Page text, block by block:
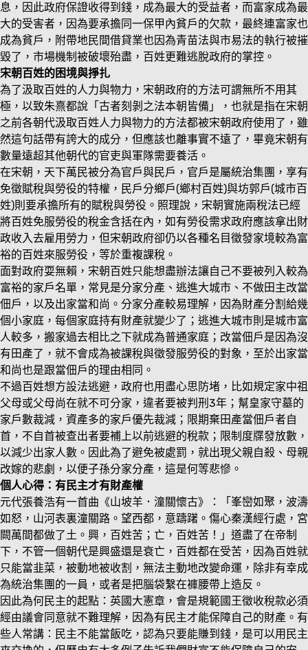
息，因此政府保證收得到錢，成為最大的受益者，而富家成為最
大的受害者，因為要承擔同一保甲內貧戶的欠款，最終連富家也
成為貧戶，附帶地民間借貸業也因為青苗法與市易法的執行被摧
毀了，市場機制被破壞殆盡，百姓更難逃脫政府的掌控。
宋朝百姓的困境與掙扎
為了汲取百姓的人力與物力，宋朝政府的方法可謂無所不用其
極，以致朱熹都說「古者刻剝之法本朝皆備」，也就是指在宋朝
之前各朝代汲取百姓人力與物力的方法都被宋朝政府使用了，雖
然這句話帶有誇大的成分，但應該也離事實不遠了，畢竟宋朝有
數量遠超其他朝代的官吏與軍隊需要養活。
在宋朝，天下萬民被分為官戶與民戶，官戶是屬統治集團，享有
免徵賦稅與勞役的特權，民戶分鄉戶(鄉村百姓)與坊郭戶(城市百
姓)則要承擔所有的賦稅與勞役。照理說，宋朝實施兩稅法已經
將百姓免服勞役的稅金含括在內，如有勞役需求政府應該拿出財
政收入去雇用勞力，但宋朝政府卻仍以各種名目徵發家境較為富
裕的百姓來服勞役，等於重複課稅。
面對政府耍無賴，宋朝百姓只能想盡辦法讓自己不要被列入較為
富裕的家戶名單，常見是分家分產、逃進大城市、不做田主改當
佃戶，以及出家當和尚。分家分產較易理解，因為財產分割給幾
個小家庭，每個家庭持有財產就變少了；逃進大城市則是城市富
人較多，搬家過去相比之下就成為普通家庭；改當佃戶是因為沒
有田產了，就不會成為被課稅與徵發服勞役的對象，至於出家當
和尚也是跟當佃戶的理由相同。
不過百姓想方設法逃避，政府也用盡心思防堵，比如規定家中祖
父母或父母尚在就不可分家，違者要被判刑3年；幫皇家守墓的
家戶數裁減，資產多的家戶優先裁減；限期棄田產當佃戶者自
首，不自首被查出者要補上以前逃避的稅款；限制度牒發放數，
以減少出家人數。因此為了避免被處罰，就出現父親自殺、母親
改嫁的悲劇，以便子孫分家分產，這是何等悲慘。
個人心得：有民主才有財產權
元代張養浩有一首曲《山坡羊．潼關懷古》：「峯巒如聚，波濤
如怒，山河表裏潼關路。望西都，意躊躇。傷心秦漢經行處，宮
闕萬間都做了土。興，百姓苦；亡，百姓苦！」道盡了在帝制
下，不管一個朝代是興盛還是衰亡，百姓都在受苦，因為百姓就
只能當韭菜，被動地被收割，無法主動地改變命運，除非有幸成
為統治集團的一員，或者是把腦袋繫在褲腰帶上造反。
因此為何民主的起點：英國大憲章，會是規範國王徵收稅款必須
經由議會同意就不難理解，因為有民主才能保障自己的財產。有
些人常講：民主不能當飯吃，認為只要能賺到錢，是可以用民主